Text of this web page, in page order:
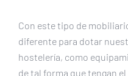
Con este tipo de
diferente para dotar
hostelería, como
de tal forma que tengan